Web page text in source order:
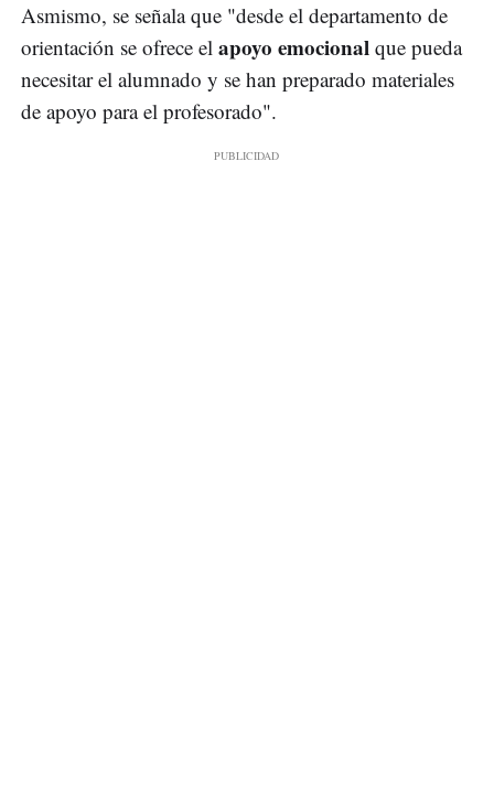
Asmismo, se señala que "desde el departamento de
orientación se ofrece el apoyo emocional que pueda
necesitar el alumnado y se han preparado materiales
de apoyo para el profesorado".